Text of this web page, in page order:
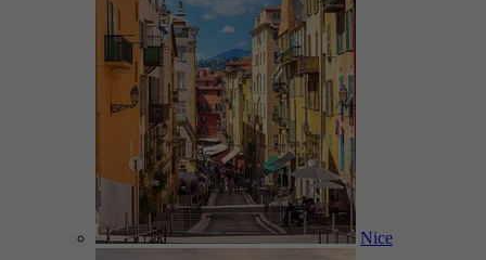
Nice